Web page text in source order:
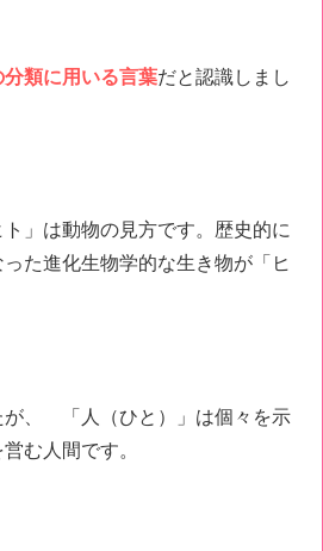
分類に用いる言葉だと認識しまし
」は動物の見方です。歴史的に
た進化生物学的な生き物が「ヒ
が、 「人（ひと）」は個々を示
む人間です。